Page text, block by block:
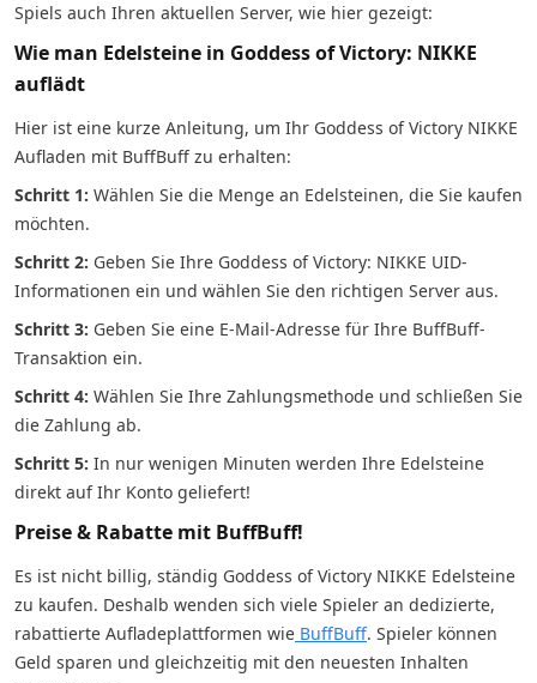
Spiels auch Ihren aktuellen Server, wie hier gezeigt:
Wie man Edelsteine in Goddess of Victory: NIKKE
auflädt
Hier ist eine kurze Anleitung, um Ihr Goddess of Victory NIKKE
Aufladen mit BuffBuff zu erhalten:
Schritt 1: Wählen Sie die Menge an Edelsteinen, die Sie kaufen
möchten.
Schritt 2: Geben Sie Ihre Goddess of Victory: NIKKE UID-
Informationen ein und wählen Sie den richtigen Server aus.
Schritt 3: Geben Sie eine E-Mail-Adresse für Ihre BuffBuff-
Transaktion ein.
Schritt 4: Wählen Sie Ihre Zahlungsmethode und schließen Sie
die Zahlung ab.
Schritt 5: In nur wenigen Minuten werden Ihre Edelsteine
direkt auf Ihr Konto geliefert!
Preise & Rabatte mit BuffBuff!
Es ist nicht billig, ständig Goddess of Victory NIKKE Edelsteine
zu kaufen. Deshalb wenden sich viele Spieler an dedizierte,
rabattierte Aufladeplattformen wie BuffBuff. Spieler können
Geld sparen und gleichzeitig mit den neuesten Inhalten